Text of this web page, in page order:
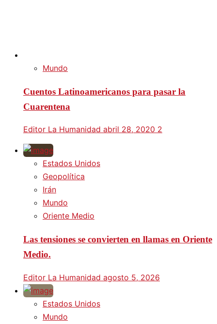
Mundo
Cuentos Latinoamericanos para pasar la
Cuarentena
Editor La Humanidad abril 28, 2020 2
Estados Unidos
Geopolítica
Irán
Mundo
Oriente Medio
Las tensiones se convierten en llamas en Oriente
Medio.
Editor La Humanidad agosto 5, 2026
Estados Unidos
Mundo